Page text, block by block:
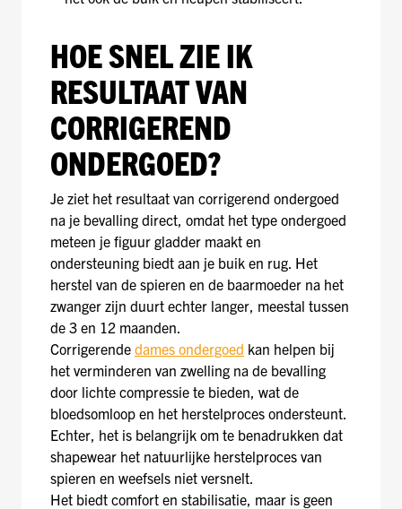
HOE SNEL ZIE IK
RESULTAAT VAN
CORRIGEREND
ONDERGOED?
Je ziet het resultaat van corrigerend ondergoed
na je bevalling direct, omdat het type ondergoed
meteen je figuur gladder maakt en
ondersteuning biedt aan je buik en rug. Het
herstel van de spieren en de baarmoeder na het
zwanger zijn duurt echter langer, meestal tussen
de 3 en 12 maanden.
Corrigerende dames ondergoed kan helpen bij
het verminderen van zwelling na de bevalling
door lichte compressie te bieden, wat de
bloedsomloop en het herstelproces ondersteunt.
Echter, het is belangrijk om te benadrukken dat
shapewear het natuurlijke herstelproces van
spieren en weefsels niet versnelt.
Het biedt comfort en stabilisatie, maar is geen